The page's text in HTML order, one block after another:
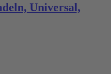
Universal,